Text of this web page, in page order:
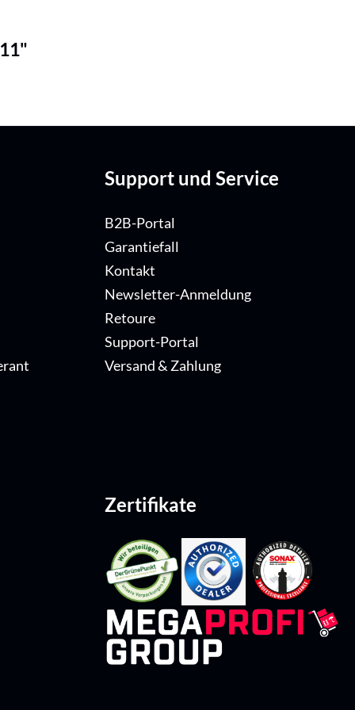
Support und Service
B2B-Portal
Garantiefall
Kontakt
Newsletter-Anmeldung
Retoure
Support-Portal
Versand & Zahlung
Zertifikate